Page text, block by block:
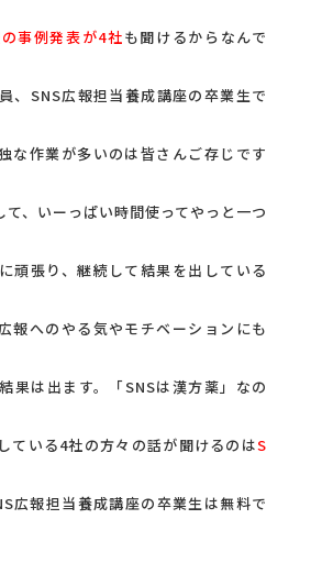
事例発表が4社も聞けるからなんで
、SNS広報担当養成講座の卒業生で
な作業が多いのは皆さんご存じです
て、いーっぱい時間使ってやっと一つ
頑張り、継続して結果を出している
報へのやる気やモチベーションにも
果は出ます。「SNSは漢方薬」なの
ている4社の方々の話が聞けるのはS
広報担当養成講座の卒業生は無料で